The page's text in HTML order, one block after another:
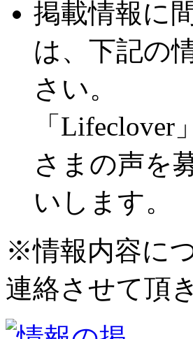
掲載情報に
は、下記の
さい。
「
さまの声を
いします。
※情報内容に
連絡させて頂